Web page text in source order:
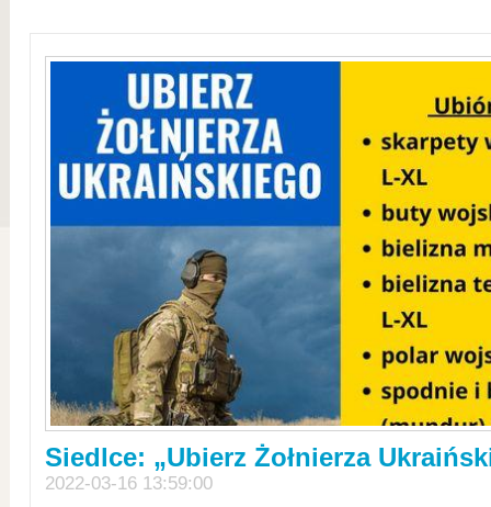
Siedlce: „Ubierz Żołnierza
2022-03-16 13:59:00